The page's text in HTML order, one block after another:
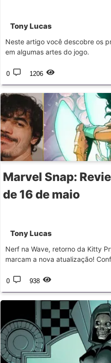
Tony Lucas
Neste artigo você descobre os
em algumas artes do jogo.
0 1206
Marvel Snap:
de 16 de maio
Tony Lucas
Nerf na Wave, retorno da Kitty
marcam a nova atualização!
0 938